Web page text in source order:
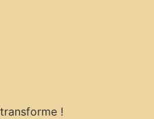
!